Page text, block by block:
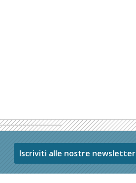
Iscriviti alle nostre newsletter